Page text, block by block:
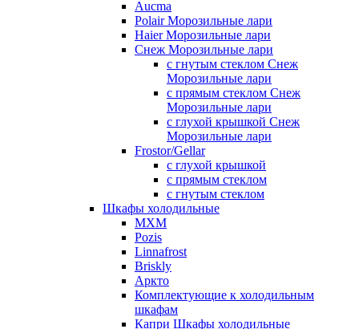
Aucma
Polair Морозильные лари
Haier Морозильные лари
Снеж Морозильные лари
с гнутым стеклом Снеж
Морозильные лари
с прямым стеклом Снеж
Морозильные лари
с глухой крышкой Снеж
Морозильные лари
Frostor/Gellar
с глухой крышкой
с прямым стеклом
с гнутым стеклом
Шкафы холодильные
МХМ
Pozis
Linnafrost
Briskly
Аркто
Комплектующие к холодильным
шкафам
Капри Шкафы холодильные